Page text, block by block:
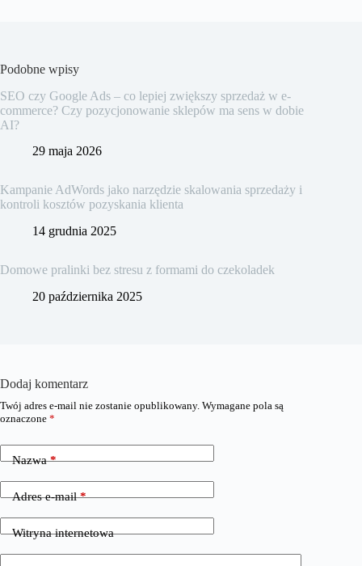
Podobne wpisy
SEO czy Google Ads – co lepiej zwiększy sprzedaż w e-
commerce? Czy pozycjonowanie sklepów ma sens w dobie
AI?
29 maja 2026
Kampanie AdWords jako narzędzie skalowania sprzedaży i
kontroli kosztów pozyskania klienta
14 grudnia 2025
Domowe pralinki bez stresu z formami do czekoladek
20 października 2025
Dodaj komentarz
Twój adres e-mail nie zostanie opublikowany. Wymagane pola są
oznaczone *
Nazwa*
Adres e-mail*
Witryna internetowa